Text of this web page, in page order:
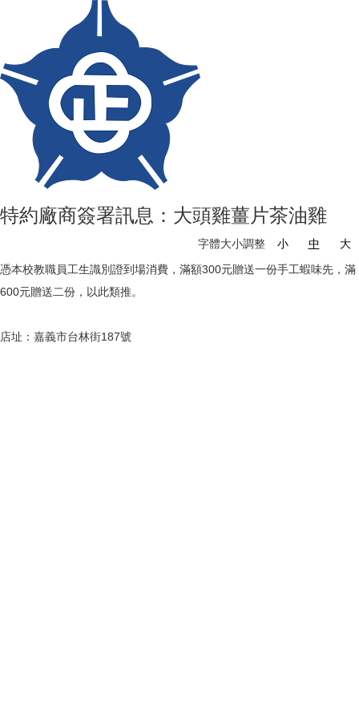
特約廠商簽署訊息：大頭雞薑片茶油雞
字體大小調整 小 中
大
憑本校教職員工生識別證到場消費，滿額300元贈送一份手工蝦味先，滿
600元贈送二份，以此類推。
店址：嘉義市台林街187號